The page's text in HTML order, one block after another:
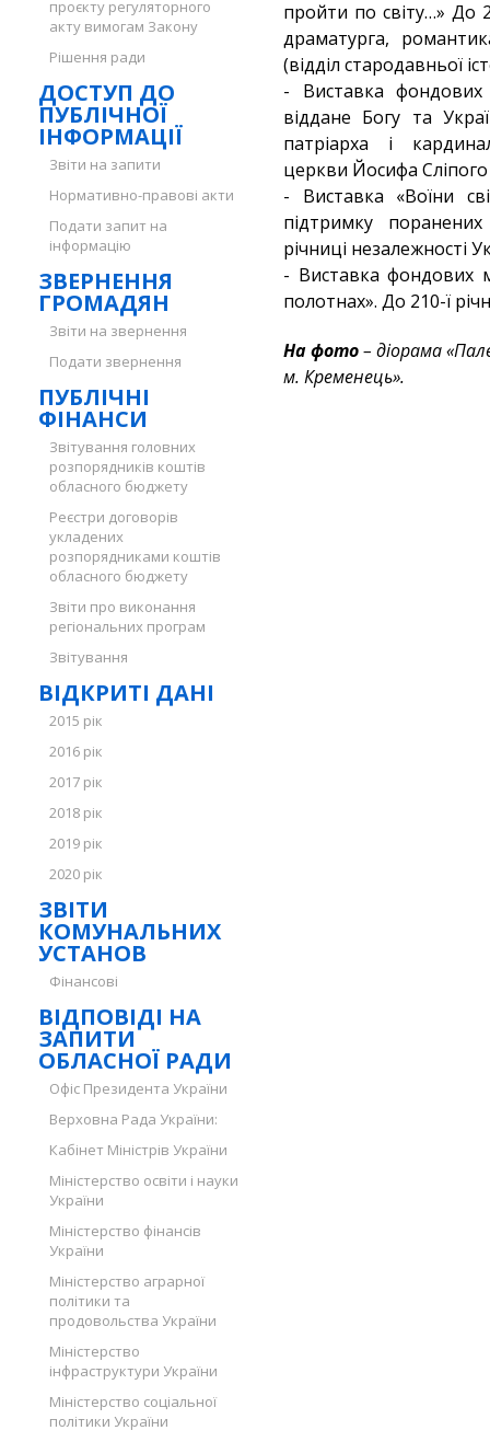
проєкту регуляторного
акту вимогам Закону
Рішення ради
ДОСТУП ДО
ПУБЛІЧНОЇ
ІНФОРМАЦІЇ
Звіти на запити
Нормативно-правові акти
Подати запит на
інформацію
ЗВЕРНЕННЯ
ГРОМАДЯН
Звіти на звернення
Подати звернення
ПУБЛІЧНІ
ФІНАНСИ
Звітування головних
розпорядників коштів
обласного бюджету
Реєстри договорів
укладених
розпорядниками коштів
обласного бюджету
Звіти про виконання
регіональних програм
Звітування
ВІДКРИТІ ДАНІ
2015 рік
2016 рік
2017 рік
2018 рік
2019 рік
2020 рік
ЗВІТИ
КОМУНАЛЬНИХ
УСТАНОВ
Фінансові
ВІДПОВІДІ НА
ЗАПИТИ
ОБЛАСНОЇ РАДИ
Офіс Президента України
Верховна Рада України:
Кабінет Міністрів України
Міністерство освіти і науки
України
Міністерство фінансів
України
Міністерство аграрної
політики та
продовольства України
Міністерство
інфраструктури України
Міністерство соціальної
політики України
пройти по світу…» До
драматурга,
(відділ стародавньої
- Виставка фондових
віддане Богу та
патріарха і
церкви Йосифа
- Виставка «Воїни
підтримку
річниці незалежності
- Виставка фондових
полотнах». До 210-ї
На фото– діорама
м. Кременець».